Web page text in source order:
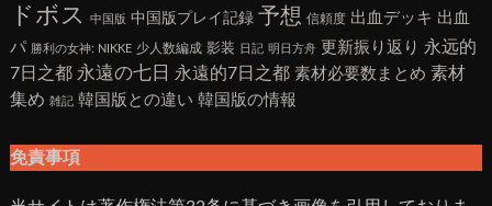
ドボス
中国版 中国版プレイ記録 予想 信頼度 出血デッキ 出血
パ 勝利の女神: NIKKE 少人数編成 影装 日記 明日方舟 更新振り返り 永远的
7日之都 永遠の七日 永遠的7日之都 素材必要数まとめ 素材
集め 雑記 韓国版との違い 韓国版の情報
免責事項